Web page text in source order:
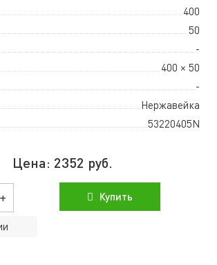
400
50
-
400 × 50
-
Нержавейка
53220405N
Цена: 2352 руб.
+ Купить